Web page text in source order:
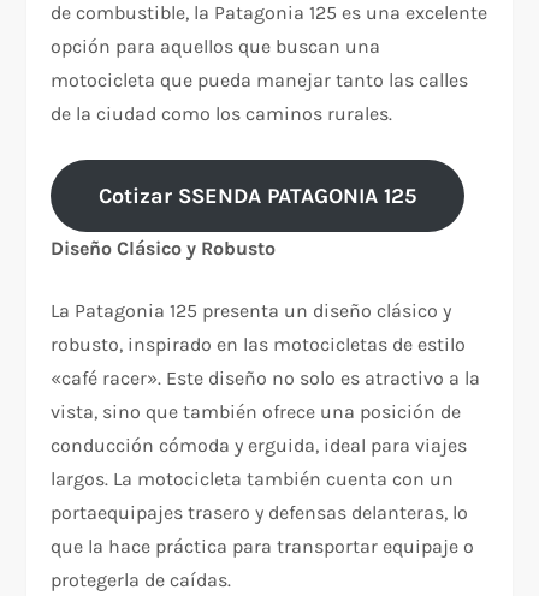
de combustible, la Patagonia 125 es una excelente
opción para aquellos que buscan una
motocicleta que pueda manejar tanto las calles
de la ciudad como los caminos rurales.
Cotizar SSENDA PATAGONIA 125
Diseño Clásico y Robusto
La Patagonia 125 presenta un diseño clásico y
robusto, inspirado en las motocicletas de estilo
«café racer». Este diseño no solo es atractivo a la
vista, sino que también ofrece una posición de
conducción cómoda y erguida, ideal para viajes
largos. La motocicleta también cuenta con un
portaequipajes trasero y defensas delanteras, lo
que la hace práctica para transportar equipaje o
protegerla de caídas.